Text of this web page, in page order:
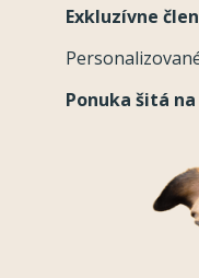
Exkluzívne
Ponuka šitá